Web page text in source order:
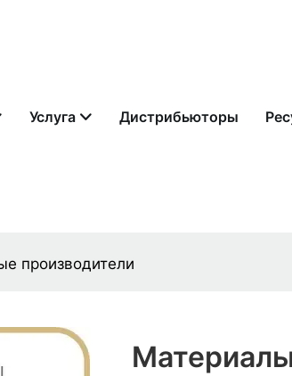
Услуга Дистрибьюторы
производители